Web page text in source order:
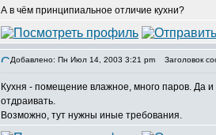
А в чём принципиальное отличие кухни?
Добавлено: Пн Июл 14, 2003 3:21 pm Заголовок
Кухня - помещение влажное, много паров. Да
отдраивать.
Возможно, тут нужны иные требования.